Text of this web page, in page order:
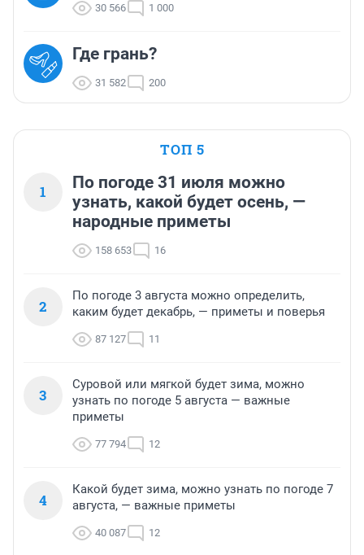
30 566 1 000
Где грань?
31 582 200
ТОП 5
1
По погоде 31 июля можно
узнать, какой будет осень, —
народные приметы
158 653 16
2
По погоде 3 августа можно определить,
каким будет декабрь, — приметы и поверья
87 127 11
3
Суровой или мягкой будет зима, можно
узнать по погоде 5 августа — важные
приметы
77 794 12
4
Какой будет зима, можно узнать по погоде 7
августа, — важные приметы
40 087 12